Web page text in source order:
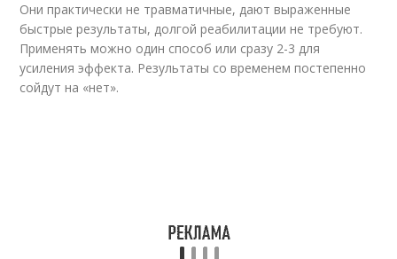
Они практически не травматичные, дают выраженные
быстрые результаты, долгой реабилитации не требуют.
Применять можно один способ или сразу 2-3 для
усиления эффекта. Результаты со временем постепенно
сойдут на «нет».